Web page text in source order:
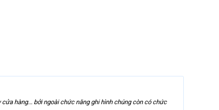
hàng... bởi ngoài chức năng ghi hình chúng còn có chức